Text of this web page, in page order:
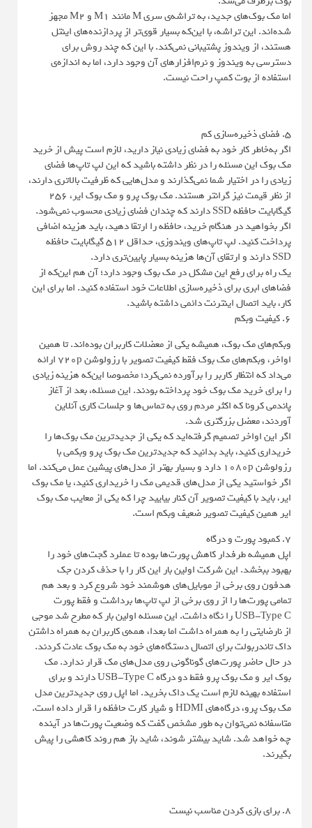
اما مک بوک‌های جدید، به تراشه‌ی سری M مانند M1 و M2 مجهز
شده‌اند. این تراشه، با این‌که بسیار قوی‌تر از پردازنده‌های اینتل
هستند، از ویندوز پشتیبانی نمی‌کند. با این که چند روش برای
دسترسی به ویندوز و نرم‌افزارهای آن وجود دارد، اما به اندازه‌ی
استفاده از بوت کمپ راحت نیست.
۵. فضای ذخیره‌سازی کم
اگر به‌خاطر کار خود به فضای زیادی نیاز دارید، لازم است پیش از خرید
مک بوک این مسئله را در نظر داشته باشید که این لپ تاپ‌ها فضای
زیادی را در اختیار شما نمی‌گذارند و مدل‌هایی که ظرفیت بالاتری دارند،
از نظر قیمت نیز گرانتر هستند. مک بوک پرو و مک بوک ایر، ۲۵۶
گیگابایت حافظه SSD دارند که چندان فضای زیادی محسوب نمی‌شود.
اگر بخواهید در هنگام خرید، حافظه را ارتقا دهید، باید هزینه اضافی
پرداخت کنید. لپ تاپ‌های ویندوزی، حداقل ۵۱۲ گیگابایت حافظه
SSD دارند و ارتقای آن‌ها هزینه بسیار پایین‌تری دارد.
یک راه برای رفع این مشکل در مک بوک وجود دارد؛ آن هم این‌که از
فضاهای ابری برای ذخیره‌سازی اطلاعات خود استفاده کنید. اما برای این
کار،‌ باید اتصال اینترنت دائمی داشته باشید.
۶. کیفیت وبکم
وبکم‌های مک بوک، همیشه یکی از معضلات کاربران بوده‌اند. تا همین
اواخر، وبکم‌های مک بوک فقط کیفیت تصویر با رزولوشن ۷۲۰p ارائه
می‌داد که انتظار کاربر را برآورده نمی‌کرد؛ مخصوصا این‌که هزینه زیادی
را برای خرید مک بوک خود پرداخته بودند. این مسئله، بعد از آغاز
پاندمی کرونا که اکثر مردم روی به تماس‌ها و جلسات کاری آنلاین
آوردند، معضل بزرگتری شد.
اگر این اواخر تصمیم گرفته‌اید که یکی از جدیدترین مک بوک‌ها را
خریداری کنید، باید بدانید که جدیدترین مک بوک پرو وبکمی با
رزولوشن ۱۰۸۰p دارد و بسیار بهتر از مدل‌های پیشین عمل می‌کند. اما
اگر خواستید یکی از مدل‌های قدیمی مک را خریداری کنید، یا مک بوک
ایر، باید با کیفیت تصویر آن کنار بیایید چرا که یکی از معایب مک بوک
ایر همین کیفیت تصویر ضعیف وبکم است.
۷. کمبود پورت و درگاه
اپل همیشه طرفدار کاهش پورت‌ها بوده تا عملرد گجت‌های خود را
بهبود ببخشد. این شرکت اولین بار این کار را با حذف کردن جک
هدفون روی برخی از موبایل‌های هوشمند خود شروع کرد و بعد هم
تمامی پورت‌ها را از روی برخی از لپ تاپ‌ها برداشت و فقط پورت
USB-Type C را نگاه داشت. این مسئله اولین بار که مطرح شد موجی
از نارضایتی را به همراه داشت اما بعدا، همه‌ی کاربران به همراه داشتن
داک تاندربولت برای اتصال دستگاه‌های خود به مک بوک عادت کردند.
در حال حاضر پورت‌های گوناگونی روی مدل‌های مک قرار ندارد. مک
بوک ایر و مک بوک پرو فقط دو درگاه USB-Type C دارند و برای
استفاده بهینه لازم است یک داک بخرید. اما اپل روی جدیدترین مدل
مک بوک پرو، درگاه‌های HDMI و شیار کارت حافظه را قرار داده است.
متاسفانه نمی‌توان به طور مشخص گفت که وضعیت پورت‌ها در آینده
چه خواهد شد. شاید بیشتر شوند، شاید باز هم روند کاهشی را پیش
بگیرند.
۸. برای بازی کردن مناسب نیست